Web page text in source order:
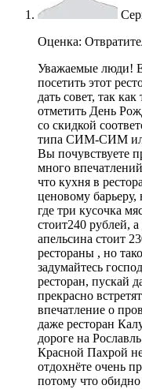
Оценка:
Уважаемые люди!
посетить этот
дать совет, так
отметить День
со скидкой
типа СИМ-СИМ
Вы почувствуете
много
что кухня в
ценовому
где три кусочка
стоит240 рублей,
апельсина стоит
рестораны , но
задумайтесь
ресторан, пускай
прекрасно
впечатление о
даже ресторан
дороге на
Красной Пахрой
отдохнёте очень
потому что обидно